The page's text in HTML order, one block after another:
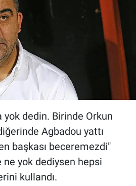
yok dedin. Birinde Orkun
Agbadou yattı
başkası beceremezdi"
ne yok dediysen hepsi
kullandı.